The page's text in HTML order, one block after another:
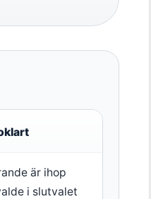
är ihop
i slutvalet